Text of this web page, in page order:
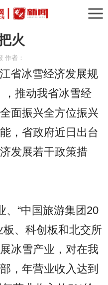
火
作者：
省冰雪经济发展规
推动我省冰雪经
面振兴全方位振兴
，省政府近日出台
发展若干政策措
、“中国旅游集团20
板、科创板和北交所
冰雪产业，对在我
，年营业收入达到